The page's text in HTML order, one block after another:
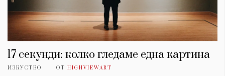
17 секунди: колко гледаме една картина
ИЗКУСТВО ОТ HIGHVIEWART